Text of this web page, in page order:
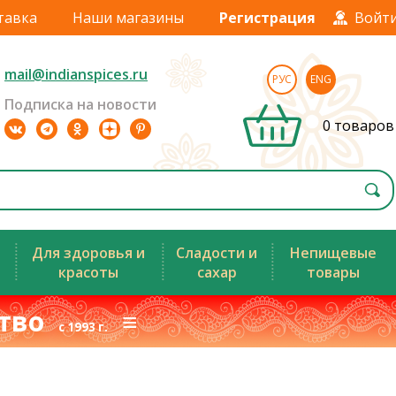
Наши магазины Регистрация
mail@indianspices.ru
Подписка на новости
РУС ENG
0 товаров
Для здоровья и
красоты
Сладости и
сахар
Непищевые
товары
с 1993 г.≡